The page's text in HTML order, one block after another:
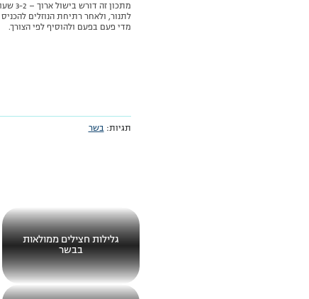
לתנור, ולאחר רתיחת הנוזלים
מדי פעם בפעם ולהוסיף לפי הצורך.
תגיות: בשר
גלילות חצילים ממולאות
בבשר